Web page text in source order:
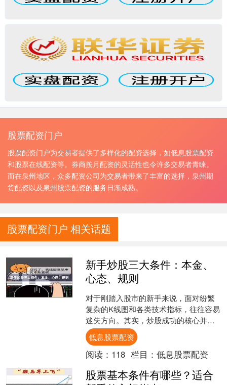
股票配资门户
股票配资门户为交易者提供了多样化的配资选择，如低息股票配资
和股票在线配资等。券商按月配资的灵活性也令许多交易者青睐。
而在泉州地区，众多配资公司为交易者带来了丰富的选择，泉州期
货配资以及泉州股票配资的服务日渐成熟。
股票配资门户 相关话题
新手炒股三大条件：本金、
心态、规则
对于刚踏入股市的新手来说，面对纷繁
复杂的K线图和各类技术指标，往往容易
迷失方向。其实，炒股成功的核心并不
在于多么高深的技巧，而在于是否具备
三个基本条件：**本金....
低息股票配资
阅读： 118 栏目： 低息股票配资
股票基本条件有哪些？适合